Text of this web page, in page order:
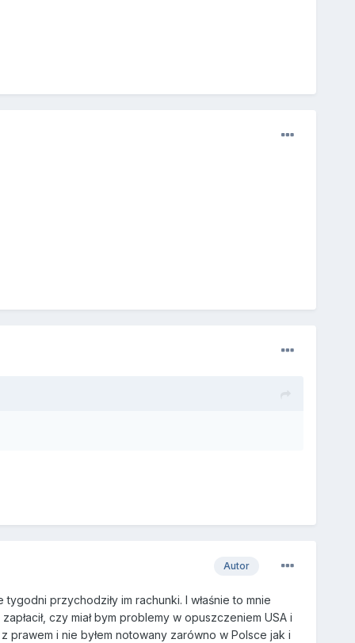
Autor
przychodziły im rachunki. I właśnie to mnie
czy miał bym problemy w opuszczeniem USA i
prawem i nie byłem notowany zarówno w Polsce jak i